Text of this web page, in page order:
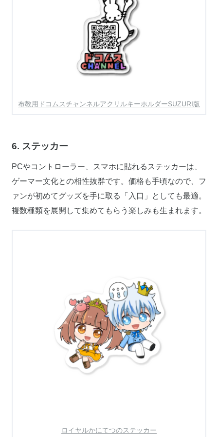
布教用ドコムスチャンネルアクリルキーホルダーSUZURI版
6. ステッカー
PCやコントローラー、スマホに貼れるステッカーは、
ゲーマー文化との相性抜群です。価格も手頃なので、フ
ァンが初めてグッズを手に取る「入口」としても最適。
複数種類を展開して集めてもらう楽しみも生まれます。
ロイヤルかにてつのステッカー